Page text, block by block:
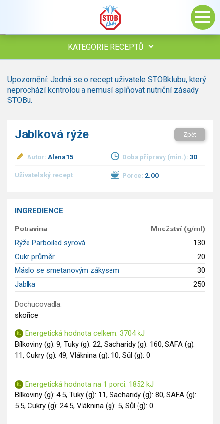
KATEGORIE RECEPTŮ
Polévky
Studená kuchyně
Bezmasé a zeleninové
Sladké pokrmy
Dezerty
Dětské recepty
GLP-1 recepty
Upozornění: Jedná se o recept uživatele STOBklubu, který
neprochází kontrolou a nemusí splňovat nutriční zásady
STOBu.
Jablková rýže Zpět
Autor: Alena15 Doba přípravy (min.): 30
Uživatelský recept Porce: 2.00
INGREDIENCE
Potravina
Množství (g/ml)
Rýže Parboiled syrová
130
Cukr průměr
20
Máslo se smetanovým zákysem
30
Jablka
250
Dochucovadla:
skořice
Energetická hodnota celkem: 3704 kJ
Bílkoviny (g): 9, Tuky (g): 22, Sacharidy (g): 160, SAFA (g):
11, Cukry (g): 49, Vláknina (g): 10, Sůl (g): 0
Energetická hodnota na 1 porci: 1852 kJ
Bílkoviny (g): 4.5, Tuky (g): 11, Sacharidy (g): 80, SAFA (g):
5.5, Cukry (g): 24.5, Vláknina (g): 5, Sůl (g): 0